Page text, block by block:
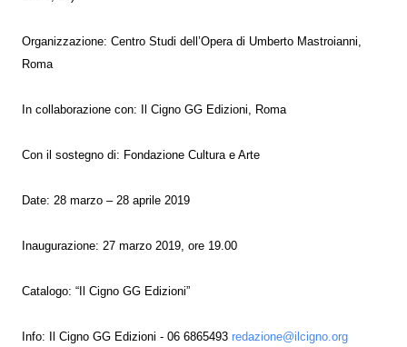
Organizzazione: Centro Studi dell’Opera di Umberto Mastroianni,
Roma
In collaborazione con: Il Cigno GG Edizioni, Roma
Con il sostegno di: Fondazione Cultura e Arte
Date: 28 marzo – 28 aprile 2019
Inaugurazione: 27 marzo 2019, ore 19.00
Catalogo: “Il Cigno GG Edizioni”
Info: Il Cigno GG Edizioni - 06 6865493 redazione@ilcigno.org